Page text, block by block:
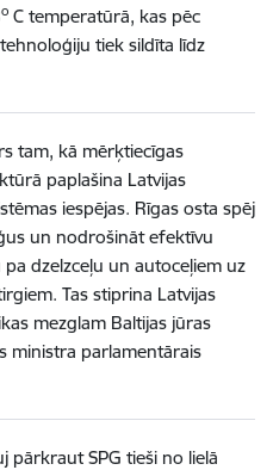
o C temperatūrā, kas pēc
tiek sildīta līdz
tam, kā mērķtiecīgas
paplašina Latvijas
iespējas. Rīgas osta spēj
un nodrošināt efektīvu
dzelzceļu un autoceļiem uz
Tas stiprina Latvijas
mezglam Baltijas jūras
ministra parlamentārais
SPG tieši no lielā